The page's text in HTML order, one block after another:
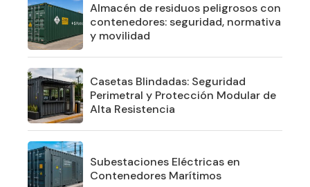
Almacén de residuos peligrosos con
contenedores: seguridad, normativa
y movilidad
Casetas Blindadas: Seguridad
Perimetral y Protección Modular de
Alta Resistencia
Subestaciones Eléctricas en
Contenedores Marítimos